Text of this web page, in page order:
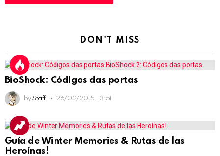
DON'T MISS
BioShock: Códigos das portas
by Staff 26/02/2015, 13:51
Guía de Winter Memories & Rutas de las
Heroínas!